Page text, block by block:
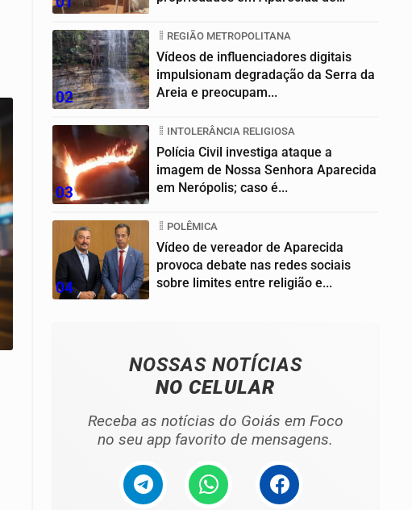
02
REGIÃO METROPOLITANA
Vídeos de influenciadores digitais
impulsionam degradação da Serra da
Areia e preocupam...
03
INTOLERÂNCIA RELIGIOSA
Polícia Civil investiga ataque a
imagem de Nossa Senhora Aparecida
em Nerópolis; caso é...
04
POLÊMICA
Vídeo de vereador de Aparecida
provoca debate nas redes sociais
sobre limites entre religião e...
NOSSAS NOTÍCIAS
NO CELULAR
Receba as notícias do Goiás em Foco
no seu app favorito de mensagens.